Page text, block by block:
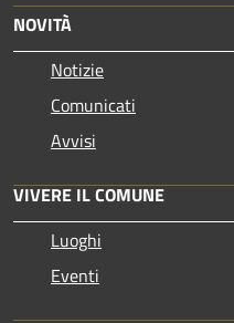
NOVITÀ
Notizie
Comunicati
Avvisi
VIVERE IL COMUNE
Luoghi
Eventi